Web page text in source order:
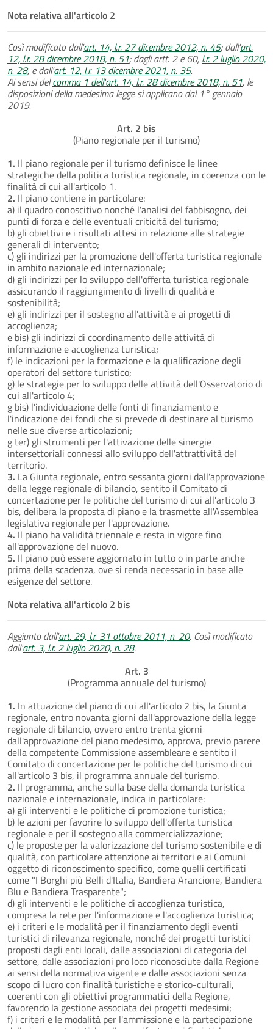
Nota relativa all'articolo 2
Così modificato dall'art. 14, l.r. 27 dicembre 2012, n. 45; dall'art.
12, l.r. 28 dicembre 2018, n. 51; dagli artt. 2 e 60, l.r. 2 luglio 2020,
n. 28, e dall'art. 12, l.r. 13 dicembre 2021, n. 35.
Ai sensi delcomma 1 dell'art. 14, l.r. 28 dicembre 2018, n. 51, le
disposizioni della medesima legge si applicano dal 1° gennaio
2019.
Art. 2 bis
(Piano regionale per il turismo)
1. Il piano regionale per il turismo definisce le linee
strategiche della politica turistica regionale, in coerenza con le
finalità di cui all'articolo 1.
2. Il piano contiene in particolare:
a) il quadro conoscitivo nonché l'analisi del fabbisogno, dei
punti di forza e delle eventuali criticità del turismo;
b) gli obiettivi e i risultati attesi in relazione alle strategie
generali di intervento;
c) gli indirizzi per la promozione dell'offerta turistica regionale
in ambito nazionale ed internazionale;
d) gli indirizzi per lo sviluppo dell'offerta turistica regionale
assicurando il raggiungimento di livelli di qualità e
sostenibilità;
e) gli indirizzi per il sostegno all'attività e ai progetti di
accoglienza;
e bis) gli indirizzi di coordinamento delle attività di
informazione e accoglienza turistica;
f) le indicazioni per la formazione e la qualificazione degli
operatori del settore turistico;
g) le strategie per lo sviluppo delle attività dell'Osservatorio di
cui all'articolo 4;
g bis) l'individuazione delle fonti di finanziamento e
l'indicazione dei fondi che si prevede di destinare al turismo
nelle sue diverse articolazioni;
g ter) gli strumenti per l'attivazione delle sinergie
intersettoriali connessi allo sviluppo dell'attrattività del
territorio.
3. La Giunta regionale, entro sessanta giorni dall'approvazione
della legge regionale di bilancio, sentito il Comitato di
concertazione per le politiche del turismo di cui all'articolo 3
bis, delibera la proposta di piano e la trasmette all'Assemblea
legislativa regionale per l'approvazione.
4. Il piano ha validità triennale e resta in vigore fino
all'approvazione del nuovo.
5. Il piano può essere aggiornato in tutto o in parte anche
prima della scadenza, ove si renda necessario in base alle
esigenze del settore.
Nota relativa all'articolo 2 bis
Aggiunto dall'art. 29, l.r. 31 ottobre 2011, n. 20. Così modificato
dall'art. 3, l.r. 2 luglio 2020, n. 28.
Art. 3
(Programma annuale del turismo)
1. In attuazione del piano di cui all'articolo 2 bis, la Giunta
regionale, entro novanta giorni dall'approvazione della legge
regionale di bilancio, ovvero entro trenta giorni
dall'approvazione del piano medesimo, approva, previo parere
della competente Commissione assembleare e sentito il
Comitato di concertazione per le politiche del turismo di cui
all'articolo 3 bis, il programma annuale del turismo.
2. Il programma, anche sulla base della domanda turistica
nazionale e internazionale, indica in particolare:
a) gli interventi e le politiche di promozione turistica;
b) le azioni per favorire lo sviluppo dell'offerta turistica
regionale e per il sostegno alla commercializzazione;
c) le proposte per la valorizzazione del turismo sostenibile e di
qualità, con particolare attenzione ai territori e ai Comuni
oggetto di riconoscimento specifico, come quelli certificati
come "I Borghi più Belli d'Italia, Bandiera Arancione, Bandiera
Blu e Bandiera Trasparente";
d) gli interventi e le politiche di accoglienza turistica,
compresa la rete per l'informazione e l'accoglienza turistica;
e) i criteri e le modalità per il finanziamento degli eventi
turistici di rilevanza regionale, nonché dei progetti turistici
proposti dagli enti locali, dalle associazioni di categoria del
settore, dalle associazioni pro loco riconosciute dalla Regione
ai sensi della normativa vigente e dalle associazioni senza
scopo di lucro con finalità turistiche e storico-culturali,
coerenti con gli obiettivi programmatici della Regione,
favorendo la gestione associata dei progetti medesimi;
f) i criteri e le modalità per l'ammissione e la partecipazione